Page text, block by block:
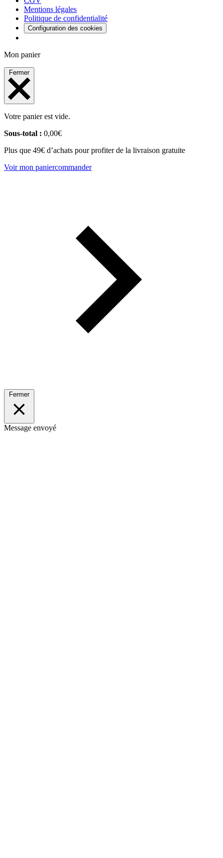
Mentions légales
Politique de confidentialité
Configuration des cookies
Mon panier
Fermer
Votre panier est vide.
Sous-total : 0,00€
Plus que 49€ d’achats pour profiter de la livraison gratuite
Voir mon paniercommander
Fermer
Message envoyé